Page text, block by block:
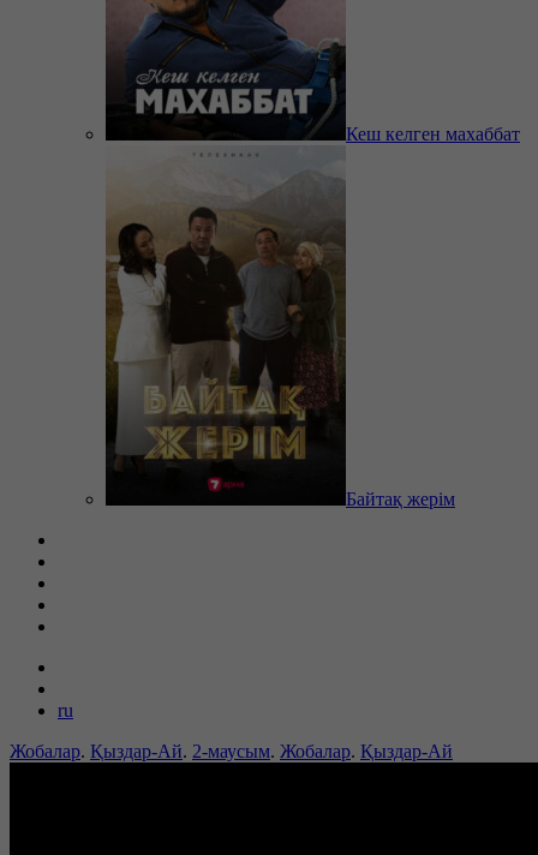
Кеш келген махаббат
Байтақ жерім
ru
Жобалар. Қыздар-Ай. 2-маусым. Жобалар. Қыздар-Ай